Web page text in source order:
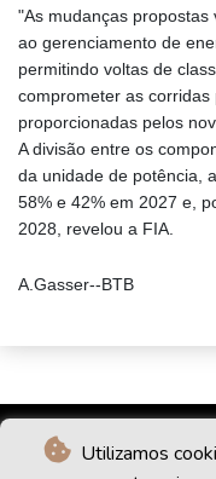
Utilizamos
"As mudanças
ao gerenciamento de
permitindo voltas de
comprometer as
proporcionadas pelos
A divisão entre os
da unidade de potência,
58% e 42% em 2027 e,
2028, revelou a FIA.
A.Gasser--BTB